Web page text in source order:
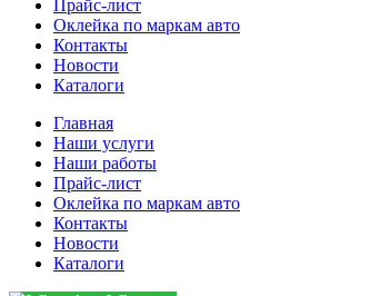
Прайс-лист
Оклейка по маркам авто
Контакты
Новости
Каталоги
Главная
Наши услуги
Наши работы
Прайс-лист
Оклейка по маркам авто
Контакты
Новости
Каталоги